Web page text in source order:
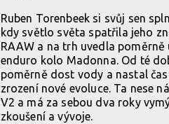
Ruben Torenbeek si svůj sen
kdy světlo světa spatřila jeho
RAAW a na trh uvedla
enduro kolo Madonna. Od té
poměrně dost vody a nastal
zrození nové evoluce. Ta nese
V2 a má za sebou dva roky
zkoušení a vývoje.